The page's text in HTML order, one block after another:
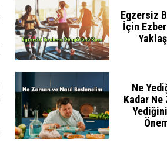
Egzersiz
İçin
Ne
Kadar Ne